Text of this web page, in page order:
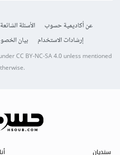
عن أكاديمية حسوب الأسئلة الشائعة
إرشادات الاستخدام
بيان
underCC BY-NC-SA 4.0unless mentioned